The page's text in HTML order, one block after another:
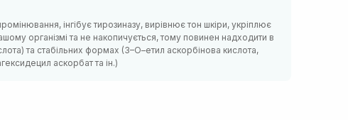
інгібує тирозиназу, вирівнює тон шкіри, укріплює
організмі та не накопичується, тому повинен надходити в
та стабільних формах (3–О–етил аскорбінова кислота,
аскорбат та ін.)